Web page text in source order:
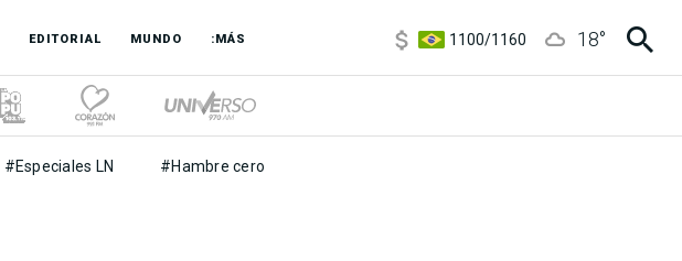
EDITORIAL MUNDO :MÁS
1100/1160
18°
#Especiales LN #Hambre cero